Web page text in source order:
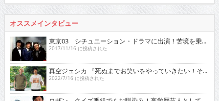
東京03 シチュエーション・ドラマに出演！苦境を乗...
2017/11/16 に投稿された
真空ジェシカ 『死ぬまでお笑いをやっていきたい！そ...
ロザン クイズ番組でもお馴染み！高学歴芸人として
2009/12/16 に投稿された